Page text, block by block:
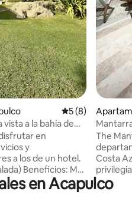
Calificación
5 (8)
a la bahía de
en
y
a los de un hotel.
Más
el estrés
The
Costa
en Acapulco